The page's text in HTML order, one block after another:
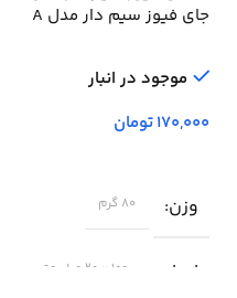
جای فیوز سیم دار مدل A
موجود در انبار
تومان
وزن 80 گرم
ابعاد 100 × 20 میلی‌متر